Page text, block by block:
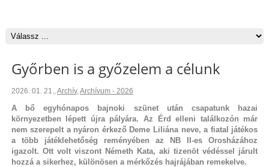
Győrben is a győzelem a célunk
2026. 01. 21.,Archív,Archívum - 2026
A bő egyhónapos bajnoki szünet után csapatunk hazai
környezetben lépett újra pályára. Az Érd elleni találkozón már
nem szerepelt a nyáron érkező Deme Liliána neve, a fiatal játékos
a több játéklehetőség reményében az NB II-es Orosházához
igazolt. Ott volt viszont Németh Kata, aki tizenöt védéssel járult
hozzá a sikerhez, különösen a mérkőzés hajrájában remekelve.